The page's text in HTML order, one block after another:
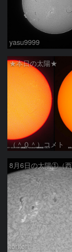
yasu9999
★本日の太陽★
（＾０＾）コメト
8月6日の太陽①（西
toritori